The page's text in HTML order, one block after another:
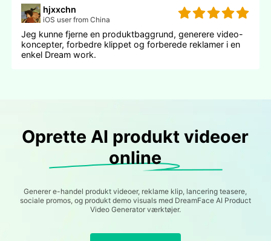
hjxxchn
iOS user from China
Jeg kunne fjerne en produktbaggrund, generere video-
koncepter, forbedre klippet og forberede reklamer i en
enkel Dream work.
Oprette AI produkt videoer
online
Generer e-handel produkt videoer, reklame klip, lancering teasere,
sociale promos, og produkt demo visuals med DreamFace AI Product
Video Generator værktøjer.